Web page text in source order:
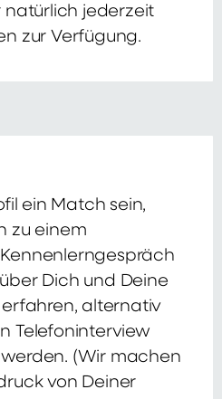
natürlich jederzeit
zur Verfügung.
ein Match sein,
zu einem
Dich und Deine
alternativ
Telefoninterview
(Wir machen
von Deiner